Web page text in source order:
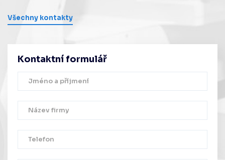
Všechny kontakty
Kontaktní formulář